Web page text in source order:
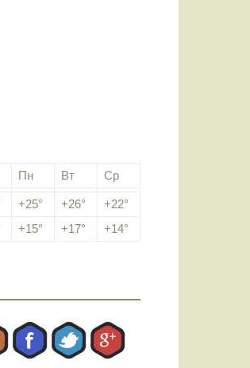
Пн Вт Ср
+25° +26° +22°
+15° +17° +14°